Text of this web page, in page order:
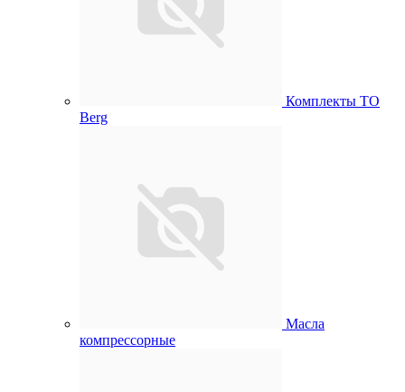
Комплекты ТО
Berg
Масла
компрессорные